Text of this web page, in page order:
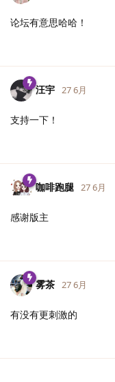
论坛有意思哈哈！
汪宇 27 6月
支持一下！
咖啡跑腿 27 6月
感谢版主
雾茶 27 6月
有没有更刺激的